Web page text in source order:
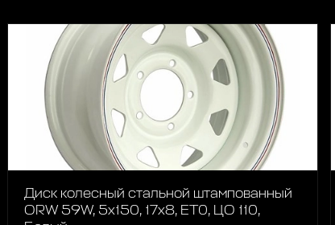
Диск колесный стальной штампованный
ORW 59W, 5x150, 17x8, ET0, ЦО 110,